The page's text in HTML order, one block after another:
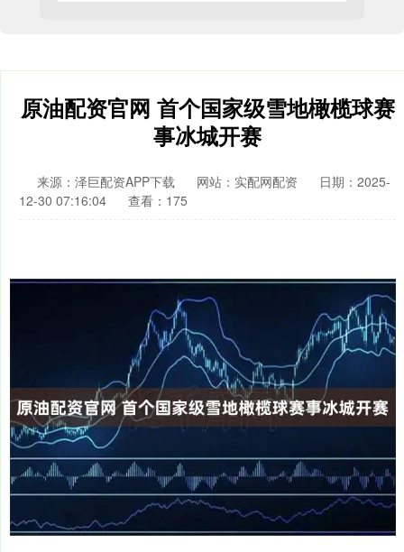
原油配资官网 首个国家级雪地橄榄球赛
事冰城开赛
来源：泽巨配资APP下载 网站：实配网配资
日期：2025-
12-30 07:16:04
查看：175